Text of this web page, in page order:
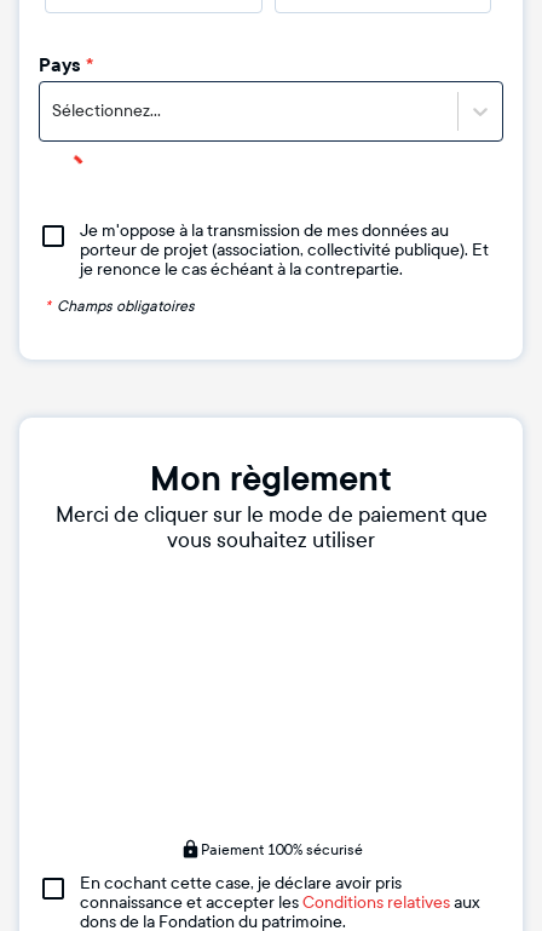
Pays *
Sélectionnez...
Je m'oppose à la transmission de mes données au
porteur de projet (association, collectivité publique). Et
je renonce le cas échéant à la contrepartie.
* Champs obligatoires
Mon règlement
Merci de cliquer sur le mode de paiement que
vous souhaitez utiliser
Paiement 100% sécurisé
En cochant cette case, je déclare avoir pris
connaissance et accepter lesConditions relativesaux
dons de la Fondation du patrimoine.